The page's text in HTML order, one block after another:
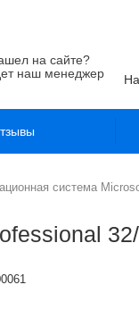
на сайте?
наш менеджер
система